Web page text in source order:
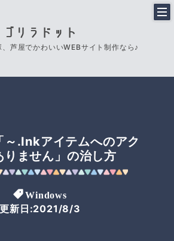
ゴリラドット
芦屋でかわいいWEBサイト制作なら♪
～.Inkアイテムへのアク
りません」の治し方
Windows
更新日:2021/8/3